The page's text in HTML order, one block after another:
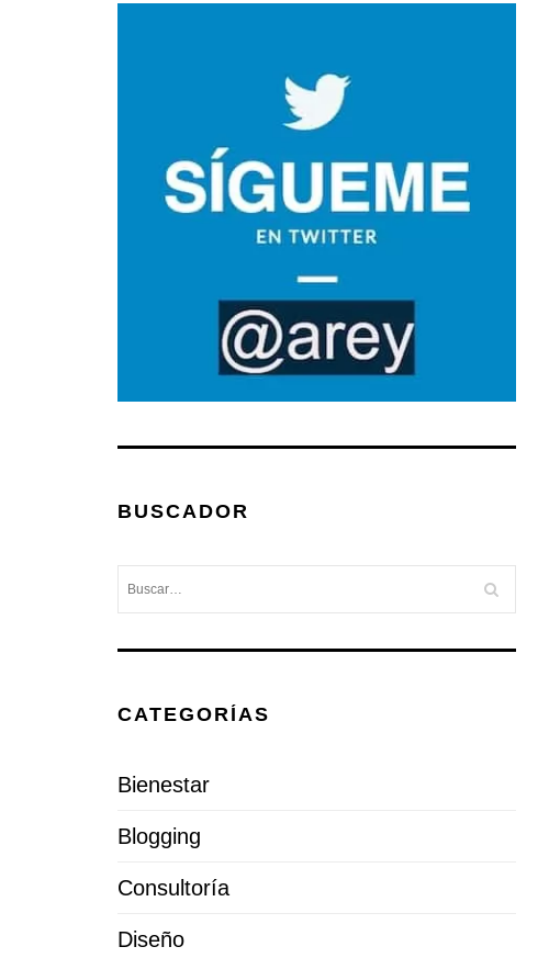
BUSCADOR
CATEGORÍAS
Bienestar
Blogging
Consultoría
Diseño